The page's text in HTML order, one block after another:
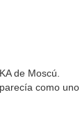
de Moscú.
como uno